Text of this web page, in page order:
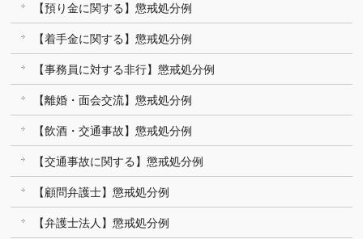
【預り金に関する】懲戒処分例
【着手金に関する】懲戒処分例
【事務員に対する非行】懲戒処分例
【離婚・面会交流】懲戒処分例
【飲酒・交通事故】懲戒処分例
【交通事故に関する】懲戒処分例
【顧問弁護士】懲戒処分例
【弁護士法人】懲戒処分例